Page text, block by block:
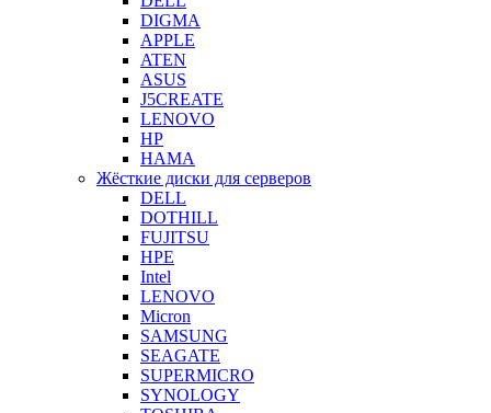
DIGMA
APPLE
ATEN
ASUS
J5CREATE
LENOVO
HP
HAMA
Жёсткие диски для серверов
DELL
DOTHILL
FUJITSU
HPE
Intel
LENOVO
Micron
SAMSUNG
SEAGATE
SUPERMICRO
SYNOLOGY